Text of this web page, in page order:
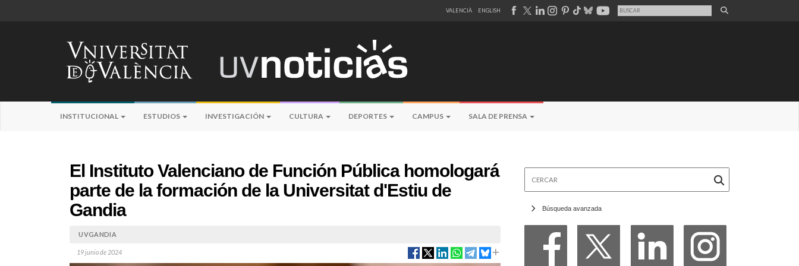
VALENCIÀ ENGLISH
INSTITUCIONAL ESTUDIOS INVESTIGACIÓN CULTURA DEPORTES CAMPUS SALA DE PRENSA
El Instituto Valenciano de Función Pública homologará
parte de la formación de la Universitat d'Estiu de
Gandia
UVGANDIA
19 junio de 2024
Búsqueda avanzada